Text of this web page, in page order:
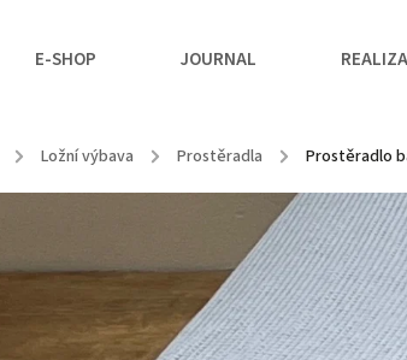
E-SHOP JOURNAL
/ Ložní výbava / Prostěradla / Prostěradlo